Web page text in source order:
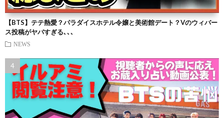
【BTS】テテ熱愛？パラダイスホテル令嬢と美術館デート？Vのウィバー
ス投稿がヤバすぎる､､､
NEWS